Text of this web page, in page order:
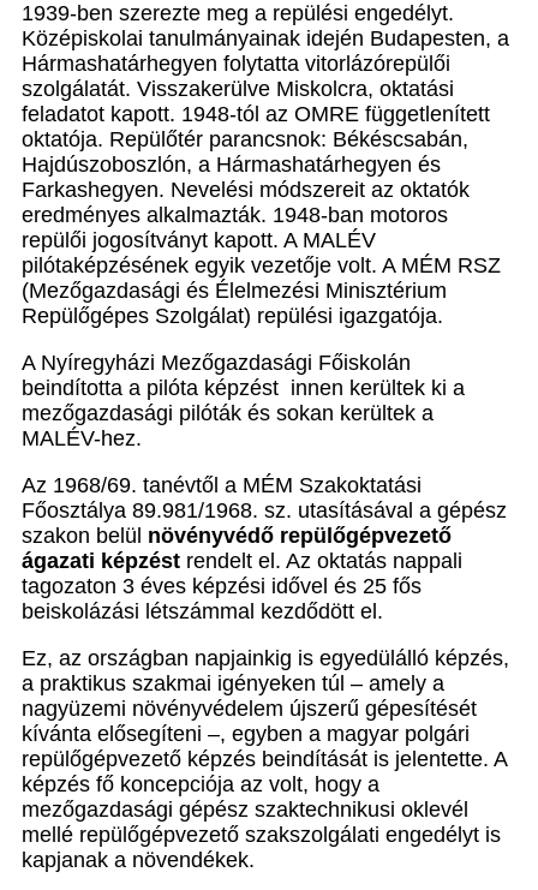
1939-ben szerezte meg a repülési engedélyt.
Középiskolai tanulmányainak idején Budapesten, a
Hármashatárhegyen folytatta vitorlázórepülői
szolgálatát. Visszakerülve Miskolcra, oktatási
feladatot kapott. 1948-tól az OMRE függetlenített
oktatója. Repülőtér parancsnok: Békéscsabán,
Hajdúszoboszlón, a Hármashatárhegyen és
Farkashegyen. Nevelési módszereit az oktatók
eredményes alkalmazták. 1948-ban motoros
repülői jogosítványt kapott. A MALÉV
pilótaképzésének egyik vezetője volt. A MÉM RSZ
(Mezőgazdasági és Élelmezési Minisztérium
Repülőgépes Szolgálat) repülési igazgatója.
A Nyíregyházi Mezőgazdasági Főiskolán
beindította a pilóta képzést innen kerültek ki a
mezőgazdasági pilóták és sokan kerültek a
MALÉV-hez.
Az 1968/69. tanévtől a MÉM Szakoktatási
Főosztálya 89.981/1968. sz. utasításával a gépész
szakon belül növényvédő repülőgépvezető
ágazati képzést rendelt el. Az oktatás nappali
tagozaton 3 éves képzési idővel és 25 fős
beiskolázási létszámmal kezdődött el.
Ez, az országban napjainkig is egyedülálló képzés,
a praktikus szakmai igényeken túl – amely a
nagyüzemi növényvédelem újszerű gépesítését
kívánta elősegíteni –, egyben a magyar polgári
repülőgépvezető képzés beindítását is jelentette. A
képzés fő koncepciója az volt, hogy a
mezőgazdasági gépész szaktechnikusi oklevél
mellé repülőgépvezető szakszolgálati engedélyt is
kapjanak a növendékek.